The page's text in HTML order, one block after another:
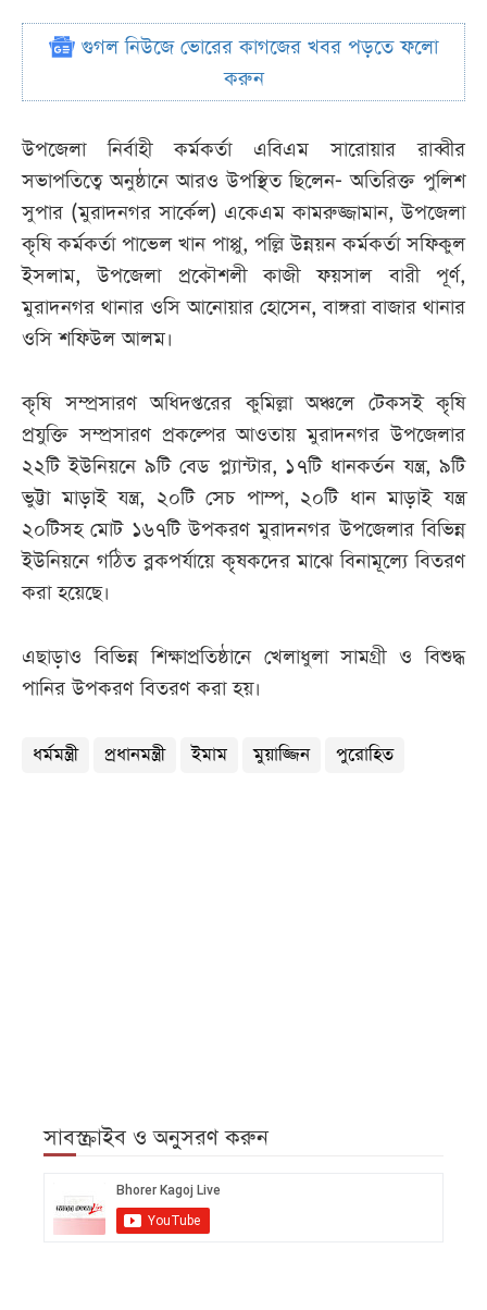
গুগল নিউজে ভোরের কাগজের খবর পড়তে ফলো
করুন
উপজেলা নির্বাহী কর্মকর্তা এবিএম সারোয়ার রাব্বীর
সভাপতিত্বে অনুষ্ঠানে আরও উপস্থিত ছিলেন- অতিরিক্ত পুলিশ
সুপার (মুরাদনগর সার্কেল) একেএম কামরুজ্জামান, উপজেলা
কৃষি কর্মকর্তা পাভেল খান পাপ্পু, পল্লি উন্নয়ন কর্মকর্তা সফিকুল
ইসলাম, উপজেলা প্রকৌশলী কাজী ফয়সাল বারী পূর্ণ,
মুরাদনগর থানার ওসি আনোয়ার হোসেন, বাঙ্গরা বাজার থানার
ওসি শফিউল আলম।
কৃষি সম্প্রসারণ অধিদপ্তরের কুমিল্লা অঞ্চলে টেকসই কৃষি
প্রযুক্তি সম্প্রসারণ প্রকল্পের আওতায় মুরাদনগর উপজেলার
২২টি ইউনিয়নে ৯টি বেড প্ল্যান্টার, ১৭টি ধানকর্তন যন্ত্র, ৯টি
ভুট্টা মাড়াই যন্ত্র, ২০টি সেচ পাম্প, ২০টি ধান মাড়াই যন্ত্র
২০টিসহ মোট ১৬৭টি উপকরণ মুরাদনগর উপজেলার বিভিন্ন
ইউনিয়নে গঠিত ব্লকপর্যায়ে কৃষকদের মাঝে বিনামূল্যে বিতরণ
করা হয়েছে।
এছাড়াও বিভিন্ন শিক্ষাপ্রতিষ্ঠানে খেলাধুলা সামগ্রী ও বিশুদ্ধ
পানির উপকরণ বিতরণ করা হয়।
ধর্মমন্ত্রী প্রধানমন্ত্রী ইমাম মুয়াজ্জিন পুরোহিত
সাবস্ক্রাইব ও অনুসরণ করুন